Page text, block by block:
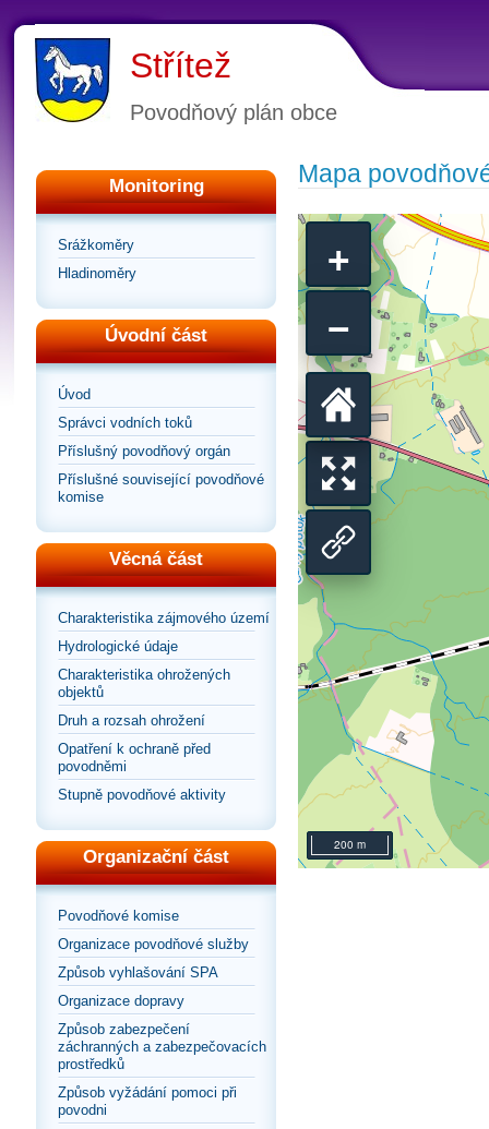
Střítež
Povodňový plán obce
Monitoring
Srážkoměry
Hladinoměry
Úvodní část
Úvod
Správci vodních toků
Příslušný povodňový orgán
Příslušné související povodňové
komise
Věcná část
Charakteristika zájmového území
Hydrologické údaje
Charakteristika ohrožených
objektů
Druh a rozsah ohrožení
Opatření k ochraně před
povodněmi
Stupně povodňové aktivity
Organizační část
Povodňové komise
Organizace povodňové služby
Způsob vyhlašování SPA
Organizace dopravy
Způsob zabezpečení
záchranných a zabezpečovacích
prostředků
Způsob vyžádání pomoci při
povodni
Mapa
+
−
Přepnout
zobrazení
celou
stránku
Vrátit
se
na
výchozí
pohled
200 m
Sdílet
odkaz
na
mapu